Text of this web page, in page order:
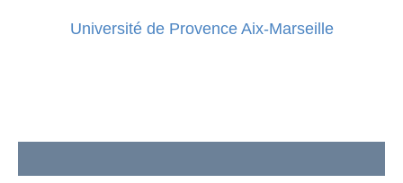
Université de Provence Aix-Marseille